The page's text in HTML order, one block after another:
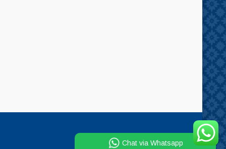
Chat via Whatsapp